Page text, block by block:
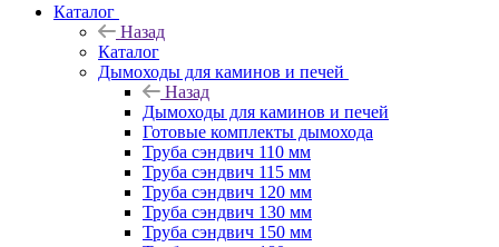
Каталог
Назад
Каталог
Дымоходы для каминов и печей
Назад
Дымоходы для каминов и печей
Готовые комплекты дымохода
Труба сэндвич 110 мм
Труба сэндвич 115 мм
Труба сэндвич 120 мм
Труба сэндвич 130 мм
Труба сэндвич 150 мм